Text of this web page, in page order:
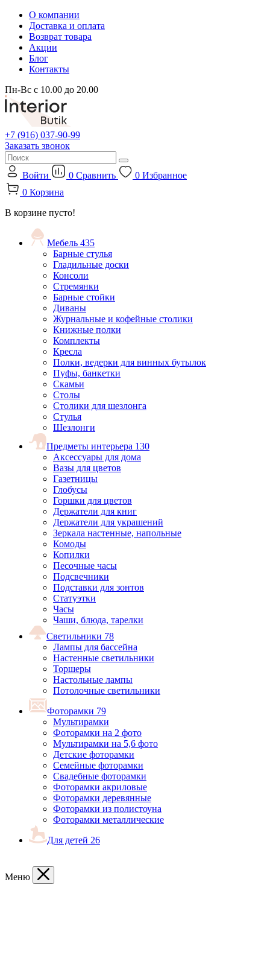
О компании
Доставка и оплата
Возврат товара
Акции
Блог
Контакты
Пн-Вс с 10.00 до 20.00
+7 (916) 037-90-99
Заказать звонок
Войти 0 Сравнить 0 Избранное
0 Корзина
В корзине пусто!
Мебель 435
Барные стулья
Гладильные доски
Консоли
Стремянки
Барные стойки
Диваны
Журнальные и кофейные столики
Книжные полки
Комплекты
Кресла
Полки, ведерки для винных бутылок
Пуфы, банкетки
Скамьи
Столы
Столики для шезлонга
Стулья
Шезлонги
Предметы интерьера 130
Аксессуары для дома
Вазы для цветов
Газетницы
Глобусы
Горшки для цветов
Держатели для книг
Держатели для украшений
Зеркала настенные, напольные
Комоды
Копилки
Песочные часы
Подсвечники
Подставки для зонтов
Статуэтки
Часы
Чаши, блюда, тарелки
Светильники 78
Лампы для бассейна
Настенные светильники
Торшеры
Настольные лампы
Потолочные светильники
Фоторамки 79
Мультирамки
Фоторамки на 2 фото
Мультирамки на 5,6 фото
Детские фоторамки
Семейные фоторамки
Свадебные фоторамки
Фоторамки акриловые
Фоторамки деревянные
Фоторамки из полистоуна
Фоторамки металлические
Для детей 26
Меню